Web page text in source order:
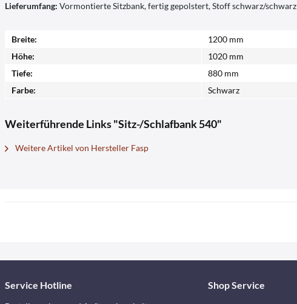
Lieferumfang: Vormontierte Sitzbank, fertig gepolstert, Stoff schwarz/schwarz
Breite:
1200 mm
Höhe:
1020 mm
Tiefe:
880 mm
Farbe:
Schwarz
Weiterführende Links "Sitz-/Schlafbank 540"
Weitere Artikel von Hersteller Fasp
Service Hotline Shop Service